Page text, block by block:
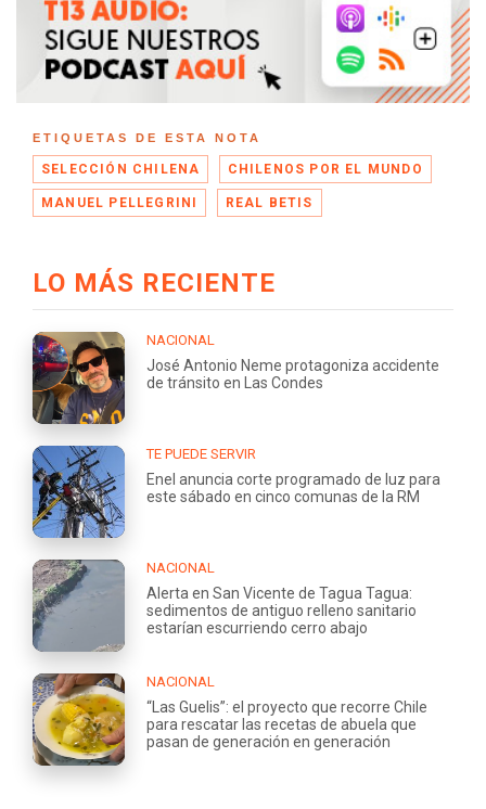
ETIQUETAS DE ESTA NOTA
SELECCIÓN CHILENA CHILENOS POR EL MUNDO
MANUEL PELLEGRINI REAL BETIS
LO MÁS RECIENTE
NACIONAL
José Antonio Neme protagoniza accidente
de tránsito en Las Condes
TE PUEDE SERVIR
Enel anuncia corte programado de luz para
este sábado en cinco comunas de la RM
NACIONAL
Alerta en San Vicente de Tagua Tagua:
sedimentos de antiguo relleno sanitario
estarían escurriendo cerro abajo
NACIONAL
“Las Guelis”: el proyecto que recorre Chile
para rescatar las recetas de abuela que
pasan de generación en generación